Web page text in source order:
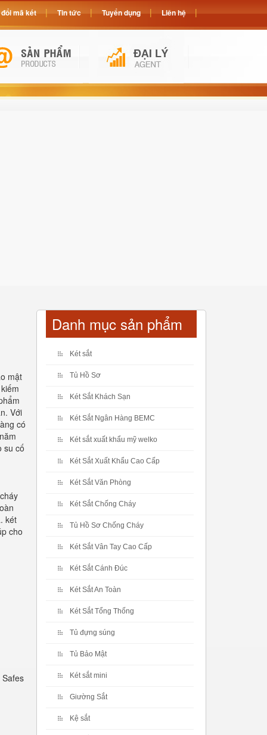
mật
Với
có
su cố
két
cho
Danh mục sản phẩm
Két sắt
Tủ Hồ Sơ
Két Sắt Khách Sạn
Két Sắt Ngân Hàng BEMC
Két sắt xuất khẩu mỹ welko
Két Sắt Xuất Khẩu Cao Cấp
Két Sắt Văn Phòng
Két Sắt Chống Cháy
Tủ Hồ Sơ Chống Cháy
Két Sắt Vân Tay Cao Cấp
Két Sắt Cánh Đúc
Két Sắt An Toàn
Két Sắt Tổng Thống
Tủ đựng súng
Tủ Bảo Mật
Két sắt mini
Giường Sắt
Kệ sắt
mã két Tin tức Tuyển dụng Liên hệ